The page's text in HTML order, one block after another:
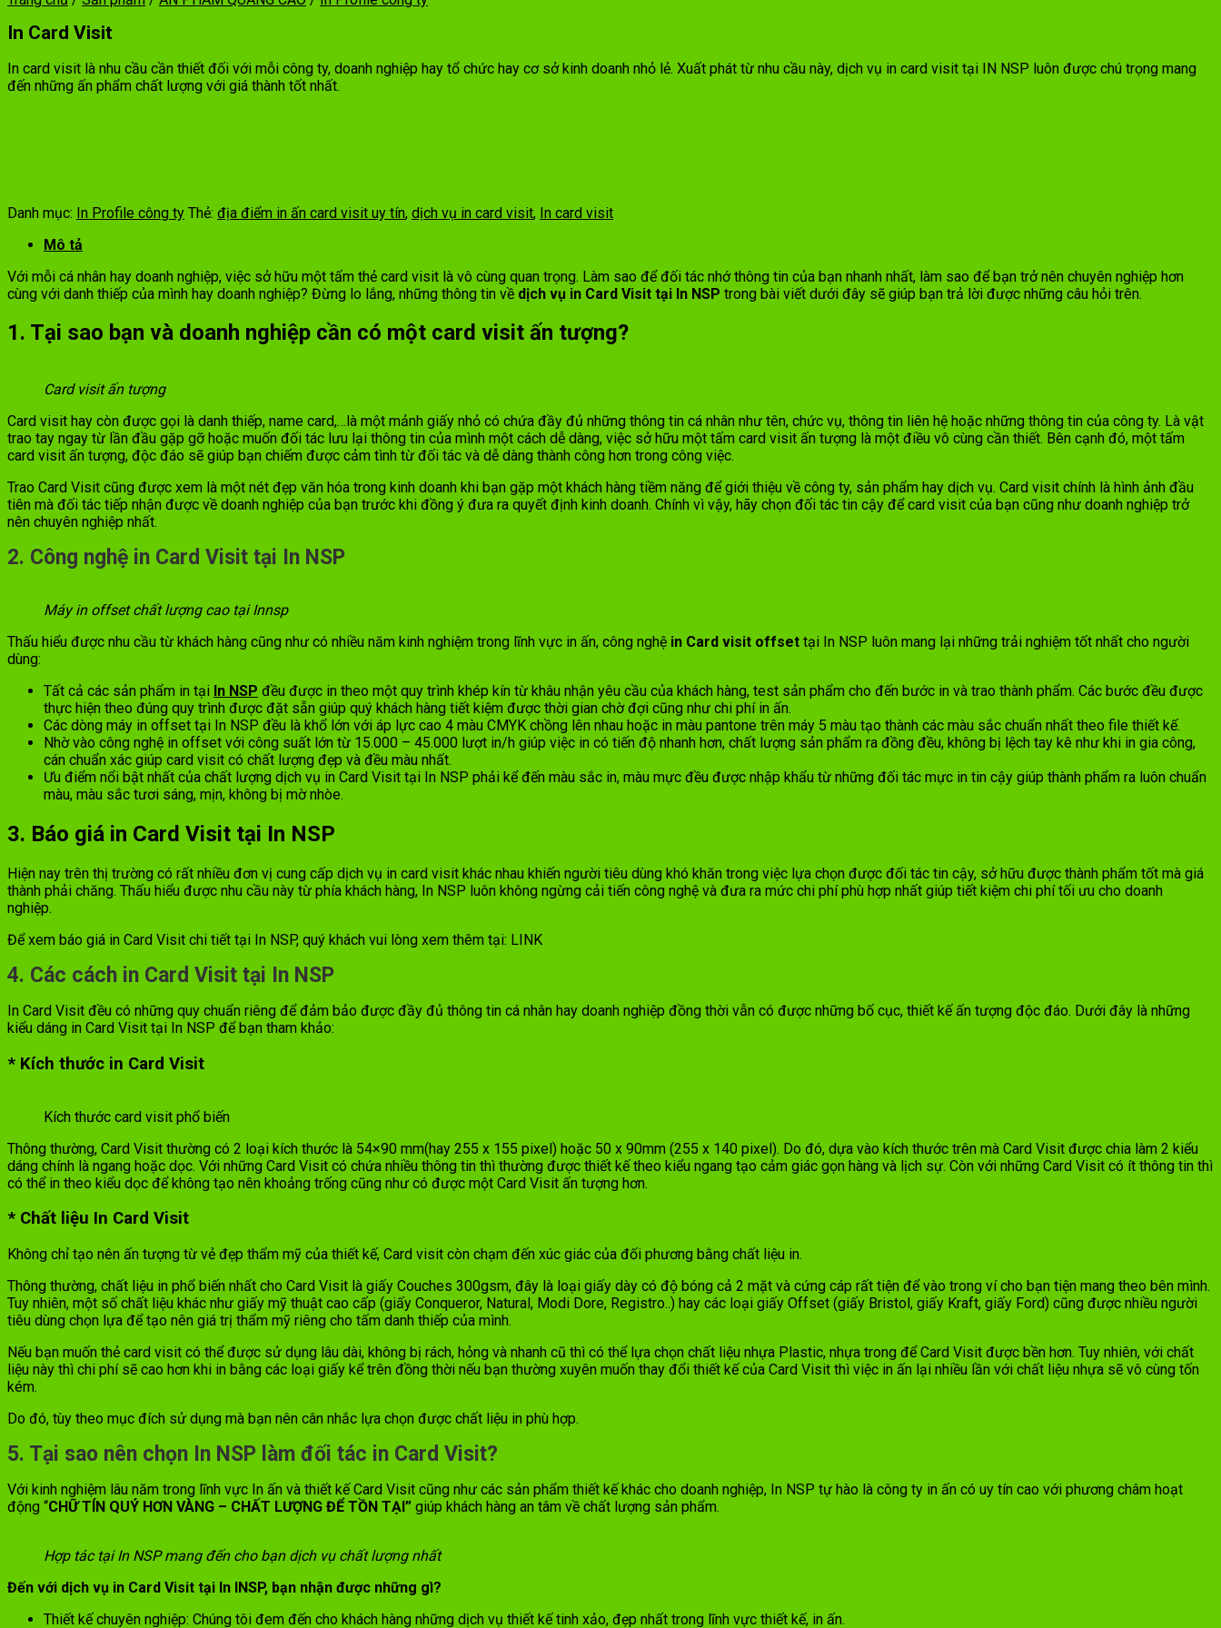
In Card Visit
In card visit là nhu cầu cần thiết đối với mỗi công ty, doanh nghiệp hay tổ chức hay cơ sở kinh doanh nhỏ lẻ. Xuất phát từ nhu cầu này, dịch vụ in card visit tại IN NSP luôn được chú trọng mang
đến những ấn phẩm chất lượng với giá thành tốt nhất.
Danh mục: In Profile công ty Thẻ: địa điểm in ấn card visit uy tín, dịch vụ in card visit, In card visit
Mô tả
Với mỗi cá nhân hay doanh nghiệp, việc sở hữu một tấm thẻ card visit là vô cùng quan trọng. Làm sao để đối tác nhớ thông tin của bạn nhanh nhất, làm sao để bạn trở nên chuyên nghiệp hơn
cùng với danh thiếp của mình hay doanh nghiệp? Đừng lo lắng, những thông tin về dịch vụ in Card Visit tại In NSP trong bài viết dưới đây sẽ giúp bạn trả lời được những câu hỏi trên.
1. Tại sao bạn và doanh nghiệp cần có một card visit ấn tượng?
Card visit ấn tượng
Card visit hay còn được gọi là danh thiếp, name card,…là một mảnh giấy nhỏ có chứa đầy đủ những thông tin cá nhân như tên, chức vụ, thông tin liên hệ hoặc những thông tin của công ty. Là vật
trao tay ngay từ lần đầu gặp gỡ hoặc muốn đối tác lưu lại thông tin của mình một cách dễ dàng, việc sở hữu một tấm card visit ấn tượng là một điều vô cùng cần thiết. Bên cạnh đó, một tấm
card visit ấn tượng, độc đáo sẽ giúp bạn chiếm được cảm tình từ đối tác và dễ dàng thành công hơn trong công việc.
Trao Card Visit cũng được xem là một nét đẹp văn hóa trong kinh doanh khi bạn gặp một khách hàng tiềm năng để giới thiệu về công ty, sản phẩm hay dịch vụ. Card visit chính là hình ảnh đầu
tiên mà đối tác tiếp nhận được về doanh nghiệp của bạn trước khi đồng ý đưa ra quyết định kinh doanh. Chính vì vậy, hãy chọn đối tác tin cậy để card visit của bạn cũng như doanh nghiệp trở
nên chuyên nghiệp nhất.
2. Công nghệ in Card Visit tại In NSP
Máy in offset chất lượng cao tại Innsp
Thấu hiểu được nhu cầu từ khách hàng cũng như có nhiều năm kinh nghiệm trong lĩnh vực in ấn, công nghệ in Card visit offset tại In NSP luôn mang lại những trải nghiệm tốt nhất cho người
dùng:
Tất cả các sản phẩm in tại In NSP đều được in theo một quy trình khép kín từ khâu nhận yêu cầu của khách hàng, test sản phẩm cho đến bước in và trao thành phẩm. Các bước đều được
thực hiện theo đúng quy trình được đặt sẵn giúp quý khách hàng tiết kiệm được thời gian chờ đợi cũng như chi phí in ấn.
Các dòng máy in offset tại In NSP đều là khổ lớn với áp lực cao 4 màu CMYK chồng lên nhau hoặc in màu pantone trên máy 5 màu tạo thành các màu sắc chuẩn nhất theo file thiết kế.
Nhờ vào công nghệ in offset với công suất lớn từ 15.000 – 45.000 lượt in/h giúp việc in có tiến độ nhanh hơn, chất lượng sản phẩm ra đồng đều, không bị lệch tay kê như khi in gia công,
cán chuẩn xác giúp card visit có chất lượng đẹp và đều màu nhất.
Ưu điểm nổi bật nhất của chất lượng dịch vụ in Card Visit tại In NSP phải kể đến màu sắc in, màu mực đều được nhập khẩu từ những đối tác mực in tin cậy giúp thành phẩm ra luôn chuẩn
màu, màu sắc tươi sáng, mịn, không bị mờ nhòe.
3. Báo giá in Card Visit tại In NSP
Hiện nay trên thị trường có rất nhiều đơn vị cung cấp dịch vụ in card visit khác nhau khiến người tiêu dùng khó khăn trong việc lựa chọn được đối tác tin cậy, sở hữu được thành phẩm tốt mà giá
thành phải chăng. Thấu hiểu được nhu cầu này từ phía khách hàng, In NSP luôn không ngừng cải tiến công nghệ và đưa ra mức chi phí phù hợp nhất giúp tiết kiệm chi phí tối ưu cho doanh
nghiệp.
Để xem báo giá in Card Visit chi tiết tại In NSP, quý khách vui lòng xem thêm tại: LINK
4. Các cách in Card Visit tại In NSP
In Card Visit đều có những quy chuẩn riêng để đảm bảo được đầy đủ thông tin cá nhân hay doanh nghiệp đồng thời vẫn có được những bố cục, thiết kế ấn tượng độc đáo. Dưới đây là những
kiểu dáng in Card Visit tại In NSP để bạn tham khảo:
* Kích thước in Card Visit
Kích thước card visit phổ biến
Thông thường, Card Visit thường có 2 loại kích thước là 54×90 mm(hay 255 x 155 pixel) hoặc 50 x 90mm (255 x 140 pixel). Do đó, dựa vào kích thước trên mà Card Visit được chia làm 2 kiểu
dáng chính là ngang hoặc dọc. Với những Card Visit có chứa nhiều thông tin thì thường được thiết kế theo kiểu ngang tạo cảm giác gọn hàng và lịch sự. Còn với những Card Visit có ít thông tin thì
có thể in theo kiểu dọc để không tạo nên khoảng trống cũng như có được một Card Visit ấn tượng hơn.
* Chất liệu In Card Visit
Không chỉ tạo nên ấn tượng từ vẻ đẹp thẩm mỹ của thiết kế, Card visit còn chạm đến xúc giác của đối phương bằng chất liệu in.
Thông thường, chất liệu in phổ biến nhất cho Card Visit là giấy Couches 300gsm, đây là loại giấy dày có độ bóng cả 2 mặt và cứng cáp rất tiện để vào trong ví cho bạn tiện mang theo bên mình.
Tuy nhiên, một số chất liệu khác như giấy mỹ thuật cao cấp (giấy Conqueror, Natural, Modi Dore, Registro..) hay các loại giấy Offset (giấy Bristol, giấy Kraft, giấy Ford) cũng được nhiều người
tiêu dùng chọn lựa để tạo nên giá trị thẩm mỹ riêng cho tấm danh thiếp của mình.
Nếu bạn muốn thẻ card visit có thể được sử dụng lâu dài, không bị rách, hỏng và nhanh cũ thì có thể lựa chọn chất liệu nhựa Plastic, nhựa trong để Card Visit được bền hơn. Tuy nhiên, với chất
liệu này thì chi phí sẽ cao hơn khi in bằng các loại giấy kể trên đồng thời nếu bạn thường xuyên muốn thay đổi thiết kế của Card Visit thì việc in ấn lại nhiều lần với chất liệu nhựa sẽ vô cùng tốn
kém.
Do đó, tùy theo mục đích sử dụng mà bạn nên cân nhắc lựa chọn được chất liệu in phù hợp.
5. Tại sao nên chọn In NSP làm đối tác in Card Visit?
Với kinh nghiệm lâu năm trong lĩnh vực In ấn và thiết kế Card Visit cũng như các sản phẩm thiết kế khác cho doanh nghiệp, In NSP tự hào là công ty in ấn có uy tín cao với phương châm hoạt
động “CHỮ TÍN QUÝ HƠN VÀNG – CHẤT LƯỢNG ĐỂ TỒN TẠI” giúp khách hàng an tâm về chất lượng sản phẩm.
Hợp tác tại In NSP mang đến cho bạn dịch vụ chất lượng nhất
Đến với dịch vụ in Card Visit tại In INSP, bạn nhận được những gì?
Thiết kế chuyên nghiệp: Chúng tôi đem đến cho khách hàng những dịch vụ thiết kế tinh xảo, đẹp nhất trong lĩnh vực thiết kế, in ấn.